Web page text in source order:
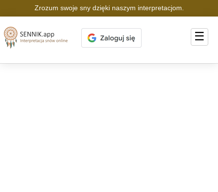
Zrozum swoje sny dzięki naszym interpretacjom.
☰